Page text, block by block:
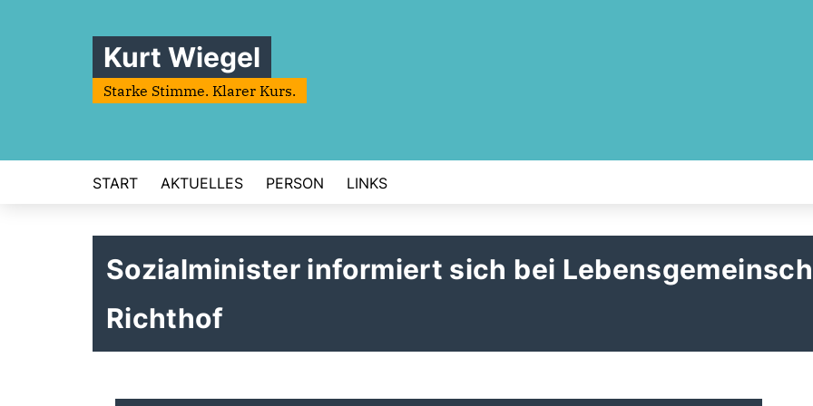
Kurt Wiegel
Starke Stimme. Klarer Kurs.
START AKTUELLES PERSON LINKS
Sozialminister informiert sich bei
Richthof